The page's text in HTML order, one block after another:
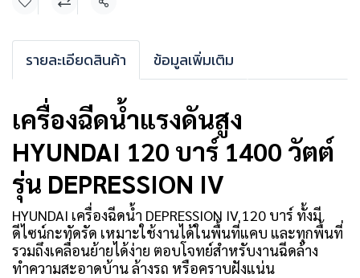
แชร์
รายละเอียดสินค้า ข้อมูลเพิ่มเติม
เครื่องฉีดน้ำแรงดันสูง
HYUNDAI 120 บาร์ 1400 วัตต์
รุ่น DEPRESSION IV
HYUNDAI เครื่องฉีดน้ำ DEPRESSION IV 120 บาร์ ทั้งมี
ดีไซน์กะทัดรัด เหมาะใช้งานได้ในพื้นที่แคบ และทุกพื้นที่
รวมถึงเคลื่อนย้ายได้ง่าย ตอบโจทย์สำหรับงานฉีดล้าง
ทำความสะอาดบ้าน ล้างรถ หรือคราบฝังแน่น